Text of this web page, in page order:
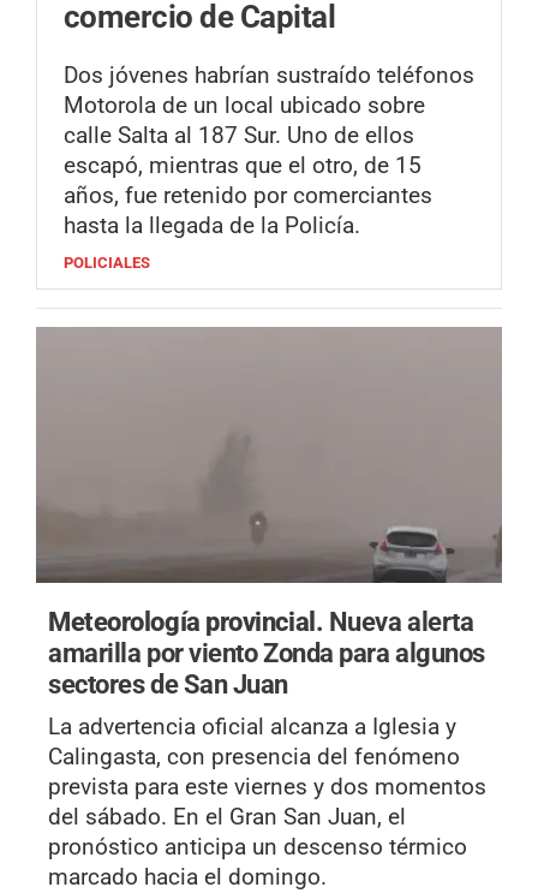
comercio de Capital
Dos jóvenes habrían sustraído teléfonos
Motorola de un local ubicado sobre
calle Salta al 187 Sur. Uno de ellos
escapó, mientras que el otro, de 15
años, fue retenido por comerciantes
hasta la llegada de la Policía.
POLICIALES
Meteorología provincial. Nueva alerta
amarilla por viento Zonda para algunos
sectores de San Juan
La advertencia oficial alcanza a Iglesia y
Calingasta, con presencia del fenómeno
prevista para este viernes y dos momentos
del sábado. En el Gran San Juan, el
pronóstico anticipa un descenso térmico
marcado hacia el domingo.